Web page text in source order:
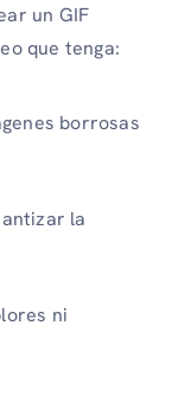
un GIF
que tenga:
borrosas
la
ni